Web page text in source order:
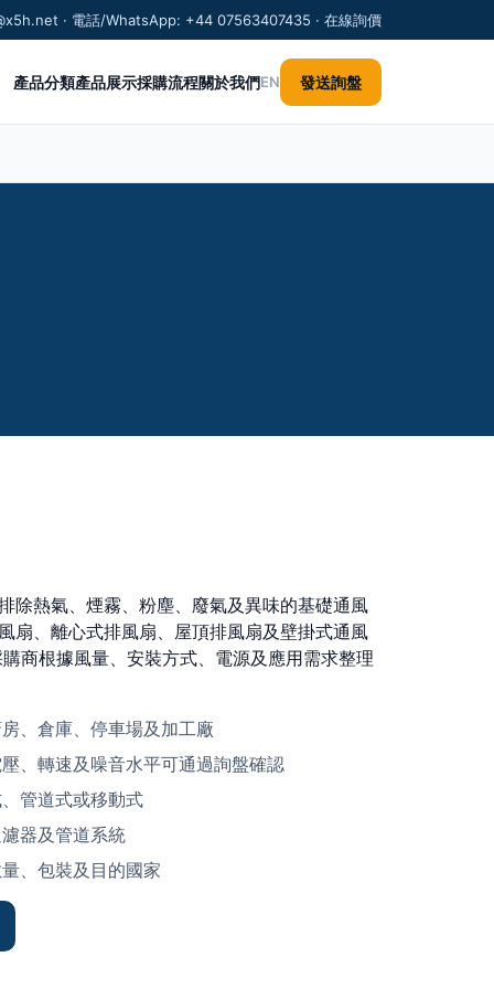
· 電話/WhatsApp: +44 07563407435 · 在線詢價
產品分類產品展示採購流程關於我們EN 發送詢盤
除熱氣、煙霧、粉塵、廢氣及異味的基礎通風
扇、離心式排風扇、屋頂排風扇及壁掛式通風
商根據風量、安裝方式、電源及應用需求整理
、倉庫、停車場及加工廠
、轉速及噪音水平可通過詢盤確認
管道式或移動式
器及管道系統
、包裝及目的國家